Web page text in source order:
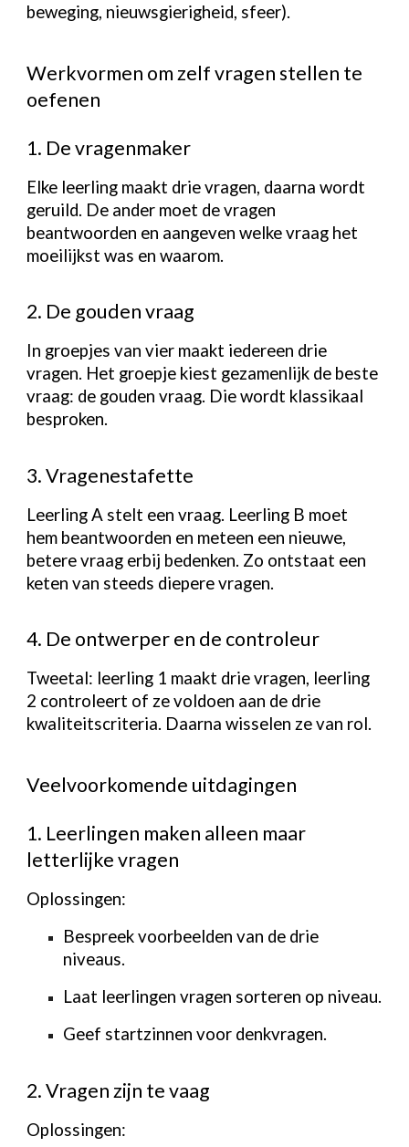
beweging, nieuwsgierigheid, sfeer).
Werkvormen om zelf vragen stellen te
oefenen
1. De vragenmaker
Elke leerling maakt drie vragen, daarna wordt
geruild. De ander moet de vragen
beantwoorden en aangeven welke vraag het
moeilijkst was en waarom.
2. De gouden vraag
In groepjes van vier maakt iedereen drie
vragen. Het groepje kiest gezamenlijk de beste
vraag: de gouden vraag. Die wordt klassikaal
besproken.
3. Vragenestafette
Leerling A stelt een vraag. Leerling B moet
hem beantwoorden en meteen een nieuwe,
betere vraag erbij bedenken. Zo ontstaat een
keten van steeds diepere vragen.
4. De ontwerper en de controleur
Tweetal: leerling 1 maakt drie vragen, leerling
2 controleert of ze voldoen aan de drie
kwaliteitscriteria. Daarna wisselen ze van rol.
Veelvoorkomende uitdagingen
1. Leerlingen maken alleen maar
letterlijke vragen
Oplossingen:
Bespreek voorbeelden van de drie
niveaus.
Laat leerlingen vragen sorteren op niveau.
Geef startzinnen voor denkvragen.
2. Vragen zijn te vaag
Oplossingen: